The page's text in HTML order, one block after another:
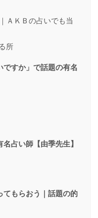
ＡＫＢの占いでも当
所
ですか」で話題の有名
占い師【由季先生】
てもらおう｜話題の的